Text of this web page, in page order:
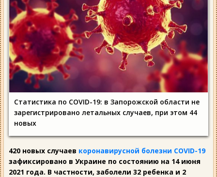
Статистика по COVID-19: в Запорожской области не
зарегистрировано летальных случаев, при этом 44
новых
420 новых случаев коронавирусной болезни COVID-19
зафиксировано в Украине по состоянию на 14 июня
2021 года. В частности, заболели 32 ребенка и 2